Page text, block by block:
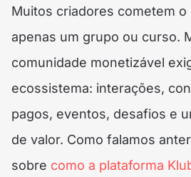
Muitos criadores cometem
apenas um grupo ou curso.
comunidade monetizável
ecossistema: interações,
pagos, eventos, desafios e
de valor. Como falamos
sobre como a plataforma